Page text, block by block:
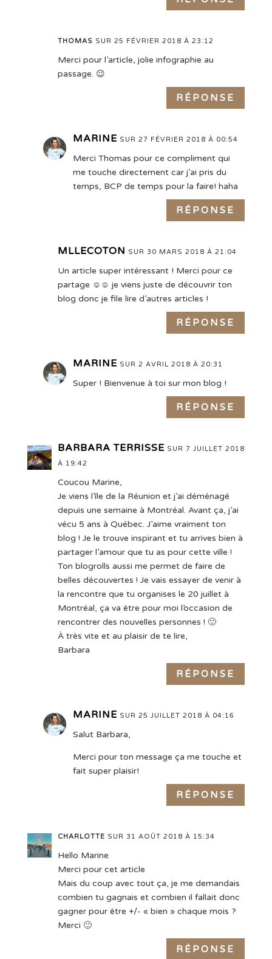
THOMAS SUR 25 FÉVRIER 2018 À 23:12
Merci pour l’article, jolie infographie au
passage. 😉
RÉPONSE
MARINE SUR 27 FÉVRIER 2018 À 00:54
Merci Thomas pour ce compliment qui
me touche directement car j’ai pris du
temps, BCP de temps pour la faire! haha
RÉPONSE
MLLECOTON SUR 30 MARS 2018 À 21:04
Un article super intéressant ! Merci pour ce
partage ☺☺ je viens juste de découvrir ton
blog donc je file lire d’autres articles !
RÉPONSE
MARINE SUR 2 AVRIL 2018 À 20:31
Super ! Bienvenue à toi sur mon blog !
RÉPONSE
BARBARA TERRISSE SUR 7 JUILLET 2018
À 19:42
Coucou Marine,
Je viens l’île de la Réunion et j’ai déménagé
depuis une semaine à Montréal. Avant ça, j’ai
vécu 5 ans à Québec. J’aime vraiment ton
blog ! Je le trouve inspirant et tu arrives bien à
partager l’amour que tu as pour cette ville !
Ton blogrolls aussi me permet de faire de
belles découvertes ! Je vais essayer de venir à
la rencontre que tu organises le 20 juillet à
Montréal, ça va être pour moi l’occasion de
rencontrer des nouvelles personnes ! 🙂
À très vite et au plaisir de te lire,
Barbara
RÉPONSE
MARINE SUR 25 JUILLET 2018 À 04:16
Salut Barbara,
Merci pour ton message ça me touche et
fait super plaisir!
RÉPONSE
CHARLOTTE SUR 31 AOÛT 2018 À 15:34
Hello Marine
Merci pour cet article
Mais du coup avec tout ça, je me demandais
combien tu gagnais et combien il fallait donc
gagner pour être +/- « bien » chaque mois ?
Merci 🙂
RÉPONSE